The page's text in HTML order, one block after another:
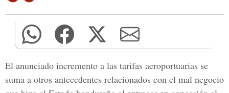
El anunciado incremento a las tarifas aeroportuarias se
suma a otros antecedentes relacionados con el mal negocio